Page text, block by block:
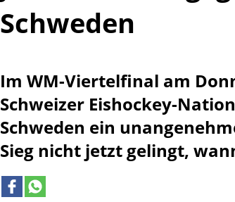
Schweden
Im WM-Viertelfinal am
Schweizer Eishockey-
Schweden ein
Sieg nicht jetzt gelingt,